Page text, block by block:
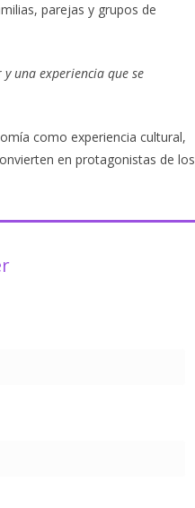
parejas y grupos de
una experiencia que se
como experiencia cultural,
en protagonistas de los